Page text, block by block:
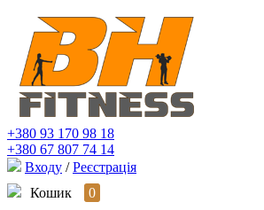
+380 93 170 98 18
+380 67 807 74 14
Входу / Реєстрація
Кошик
0